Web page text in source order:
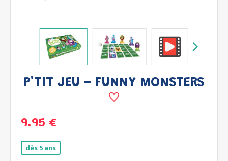
P'TIT JEU - FUNNY MONSTERS
9.95 €
dès 5 ans